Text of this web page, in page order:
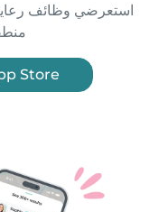
استعرضي وظائف